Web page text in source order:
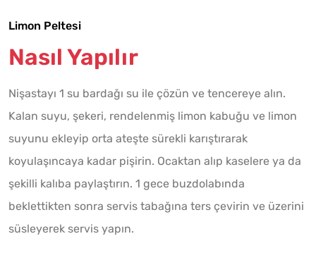
Limon Peltesi
Nasıl Yapılır
Nişastayı 1 su bardağı su ile çözün ve tencereye alın.
Kalan suyu, şekeri, rendelenmiş limon kabuğu ve limon
suyunu ekleyip orta ateşte sürekli karıştırarak
koyulaşıncaya kadar pişirin. Ocaktan alıp kaselere ya da
şekilli kalıba paylaştırın. 1 gece buzdolabında
beklettikten sonra servis tabağına ters çevirin ve üzerini
süsleyerek servis yapın.